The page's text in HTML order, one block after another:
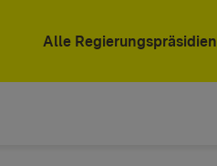
Alle Regierungspräsidien